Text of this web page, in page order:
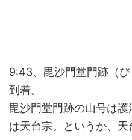
9:43、毘沙門堂門跡（
到着。
毘沙門堂門跡の山号は
は天台宗。というか、